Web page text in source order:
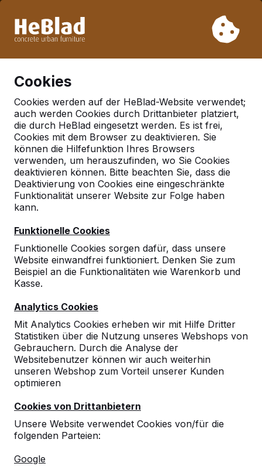
Woche 33 nicht. Bitte berücksichtigen Sie daher längere
Cookies
Cookies werden auf der HeBlad-Website verwendet;
auch werden Cookies durch Drittanbieter platziert,
die durch HeBlad eingesetzt werden. Es ist frei,
Cookies mit dem Browser zu deaktivieren. Sie
können die Hilfefunktion Ihres Browsers
verwenden, um herauszufinden, wo Sie Cookies
deaktivieren können. Bitte beachten Sie, dass die
Deaktivierung von Cookies eine eingeschränkte
Funktionalität unserer Website zur Folge haben
kann.
Funktionelle Cookies
Funktionelle Cookies sorgen dafür, dass unsere
Website einwandfrei funktioniert. Denken Sie zum
Beispiel an die Funktionalitäten wie Warenkorb und
Kasse.
Analytics Cookies
Mit Analytics Cookies erheben wir mit Hilfe Dritter
Statistiken über die Nutzung unseres Webshops von
Gebrauchern. Durch die Analyse der
Websitebenutzer können wir auch weiterhin
unseren Webshop zum Vorteil unserer Kunden
optimieren
Cookies von Drittanbietern
Unsere Website verwendet Cookies von/für die
folgenden Parteien:
Google
Seiten mit Tag gefunden
Fußballverein
In dem Moment, als unser Fahrer den
Tischfußballtisch ablieferte, betrug die
Schneehöhe mehr als 3 Meter. Es war das erste
.............
Mehr dazu ->
Kontakt
HeBlad Deutschland
Diekerstraße 97
42781 Haan
Deutschland